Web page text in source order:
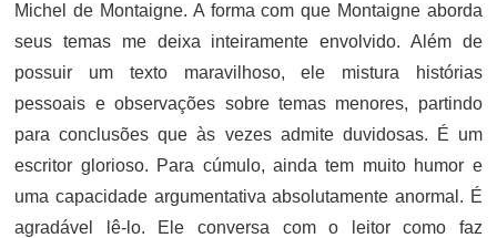
Michel de Montaigne. A forma com que Montaigne aborda
seus temas me deixa inteiramente envolvido. Além de
possuir um texto maravilhoso, ele mistura histórias
pessoais e observações sobre temas menores, partindo
para conclusões que às vezes admite duvidosas. É um
escritor glorioso. Para cúmulo, ainda tem muito humor e
uma capacidade argumentativa absolutamente anormal. É
agradável lê-lo. Ele conversa com o leitor como faz